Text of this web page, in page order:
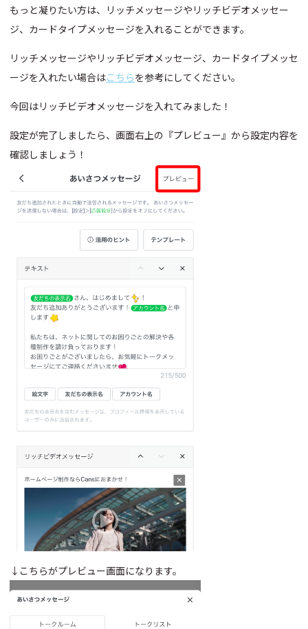
もっと凝りたい方は、リッチメッセージやリッチビデオメッセー
ジ、カードタイプメッセージを入れることができます。
リッチメッセージやリッチビデオメッセージ、カードタイプメッセ
ージを入れたい場合はこちらを参考にしてください。
今回はリッチビデオメッセージを入れてみました！
設定が完了しましたら、画面右上の『プレビュー』から設定内容を
確認しましょう！
↓こちらがプレビュー画面になります。